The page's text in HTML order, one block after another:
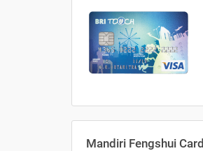
Mandiri Fengshui Card